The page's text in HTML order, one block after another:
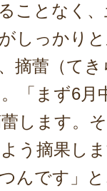
ことなく
しっかり
摘蕾（て
「まず6月
します。
う摘果し
んです」